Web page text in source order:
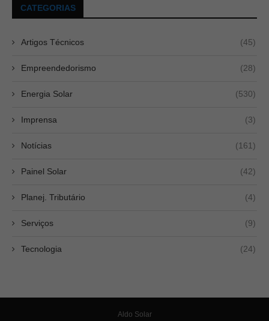
CATEGORIAS
Artigos Técnicos (45)
Empreendedorismo (28)
Energia Solar (530)
Imprensa (3)
Notícias (161)
Painel Solar (42)
Planej. Tributário (4)
Serviços (9)
Tecnologia (24)
Aldo Solar